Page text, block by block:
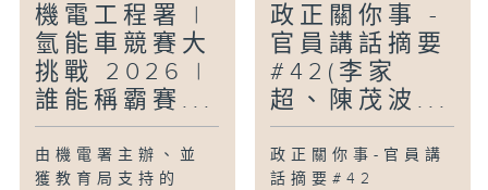
機電工程署 |
氫能車競賽大
挑戰 2026 |
誰能稱霸賽...
由機電署主辦、並
獲教育局支持的
政正關你事 -
官員講話摘要
#42(李家
超、陳茂波...
政正關你事-官員講
話摘要#42